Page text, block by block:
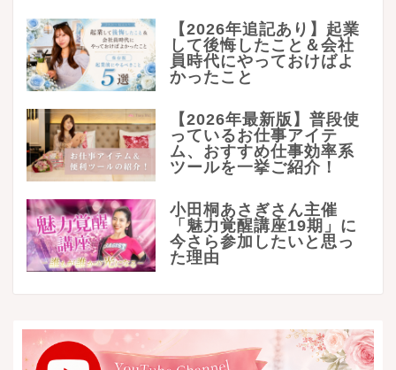
【2026年追記あり】起業
して後悔したこと＆会社
員時代にやっておけばよ
かったこと
【2026年最新版】普段使
っているお仕事アイテ
ム、おすすめ仕事効率系
ツールを一挙ご紹介！
小田桐あさぎさん主催
「魅力覚醒講座19期」に
今さら参加したいと思っ
た理由